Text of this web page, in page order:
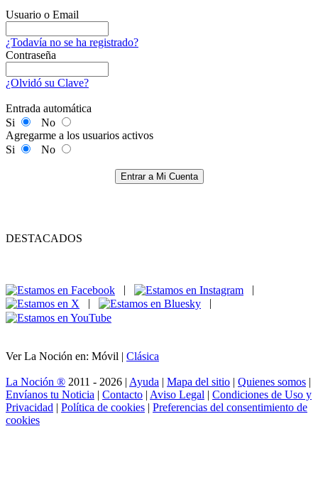
Usuario o Email
¿Todavía no se ha registrado?
Contraseña
¿Olvidó su Clave?
Entrada automática
Si
No
Agregarme a los usuarios activos
Si
No
Entrar a Mi Cuenta
DESTACADOS
|
|
|
|
Ver La Noción en: Móvil | Clásica
La Noción ® 2011 - 2026 | Ayuda | Mapa del sitio | Quienes somos |
Envíanos tu Noticia | Contacto | Aviso Legal | Condiciones de Uso y
Privacidad | Política de cookies | Preferencias del consentimiento de
cookies